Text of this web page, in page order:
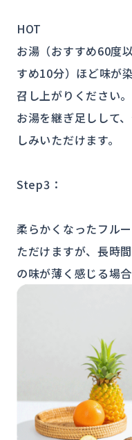
HOT
お湯（おすすめ60度
すめ10分）ほど味が
召し上がりください。
お湯を継ぎ足しして
しみいただけます。
Step3：
柔らかくなったフル
ただけますが、長時
の味が薄く感じる場合